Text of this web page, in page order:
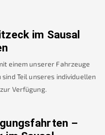
im Sausal
einem unserer Fahrzeuge
Teil unseres individuellen
Verfügung.
–